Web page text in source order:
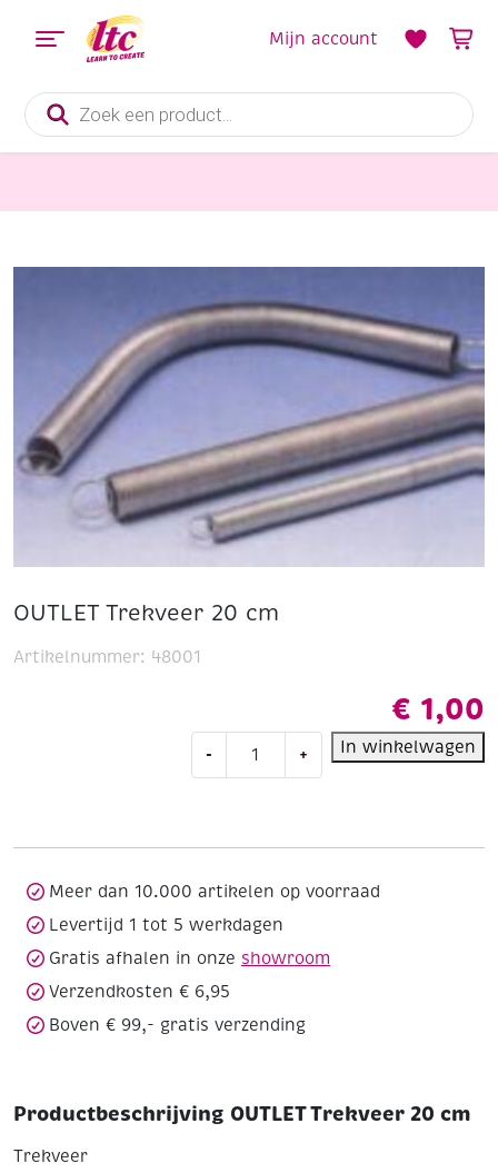
Producten
zoeken
Mijn account
OUTLET Trekveer 20 cm
€ 1,00
-
Trekveer
+ In winkelwagen
Artikelnummer: 48001
Meer dan 10.000 artikelen op voorraad
Levertijd 1 tot 5 werkdagen
Gratis afhalen in onze showroom
Verzendkosten € 6,95
Boven € 99,- gratis verzending
Productbeschrijving OUTLET Trekveer 20 cm
Trekveer